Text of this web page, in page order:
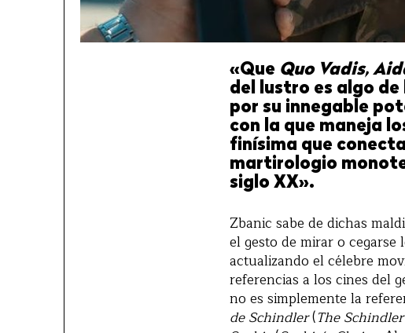
«Que Quo Vadis,
del lustro es algo de
por su innegable
con la que maneja
finísima que
martirologio
siglo XX».
Zbanic sabe de dichas
el gesto de mirar o
actualizando el célebre
referencias a los cines del
no es simplemente la
de Schindler(The